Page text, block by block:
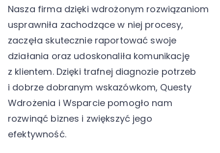
Nasza firma dzięki wdrożonym rozwiązaniom
usprawniła zachodzące w niej procesy,
zaczęła skutecznie raportować swoje
działania oraz udoskonaliła komunikację
z klientem. Dzięki trafnej diagnozie potrzeb
i dobrze dobranym wskazówkom, Questy
Wdrożenia i Wsparcie pomogło nam
rozwinąć biznes i zwiększyć jego
efektywność.